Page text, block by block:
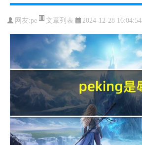
网友:pe 文章列表 2024-12-28 16:04:54